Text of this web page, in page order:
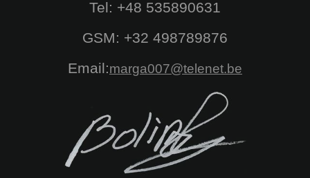
Tel: +48 535890631
GSM: +32 498789876
Email:marga007@telenet.be